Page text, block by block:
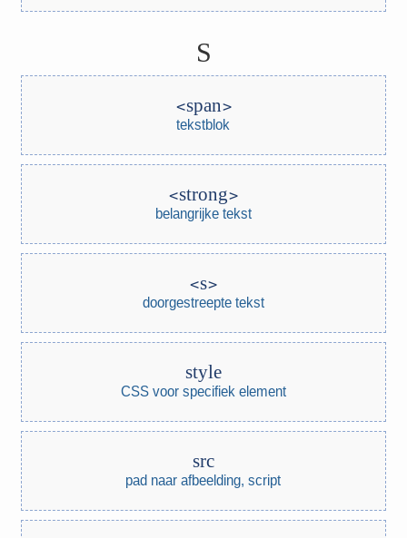
S
span
tekstblok
strong
belangrijke tekst
s
doorgestreepte tekst
style
CSS voor specifiek element
src
pad naar afbeelding, script